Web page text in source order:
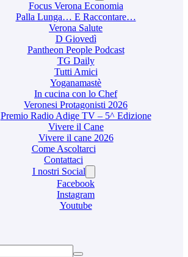
Focus Verona Economia
Palla Lunga… E Raccontare…
Verona Salute
D Giovedì
Pantheon People Podcast
TG Daily
Tutti Amici
Yoganamastè
In cucina con lo Chef
Veronesi Protagonisti 2026
Premio Radio Adige TV – 5^ Edizione
Vivere il Cane
Vivere il cane 2026
Come Ascoltarci
Contattaci
I nostri Social
Facebook
Instagram
Youtube